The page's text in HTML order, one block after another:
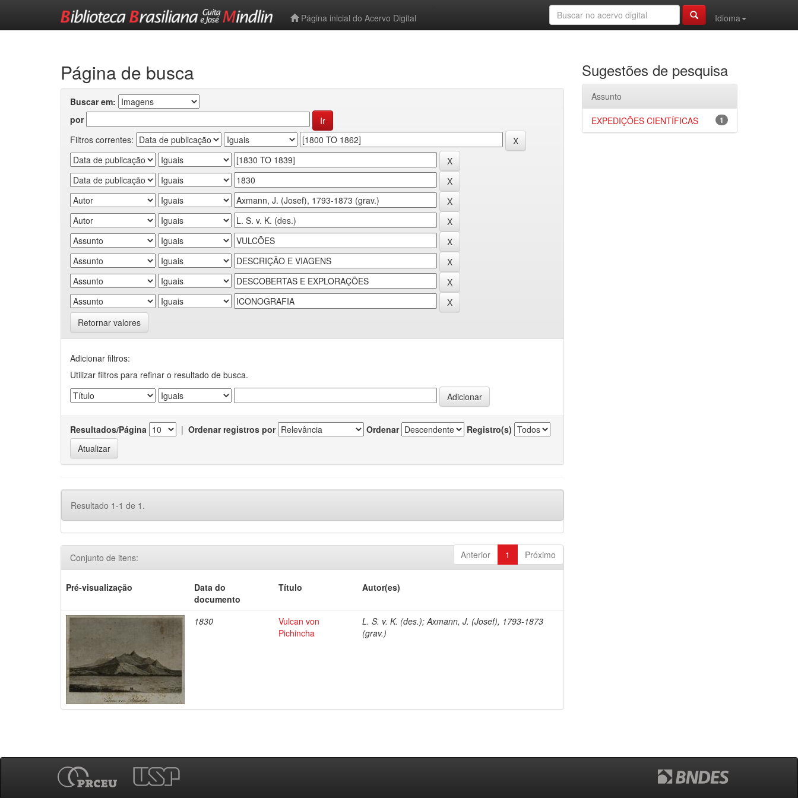
Página inicial do Acervo Digital
Idioma
Página de busca
Buscar em:
por
Filtros correntes:
Retornar valores
Adicionar filtros:
Utilizar filtros para refinar o resultado de busca.
Resultados/Página | Ordenar registros por Ordenar Registro(s)
Resultado 1-1 de 1.
Anterior 1 Próximo
Conjunto de itens:
Pré-visualização
Data do
documento
Título Autor(es)
1830
Vulcan von
Pichincha
L. S. v. K. (des.); Axmann, J. (Josef), 1793-1873
(grav.)
Sugestões de pesquisa
Assunto
1
EXPEDIÇÕES CIENTÍFICAS